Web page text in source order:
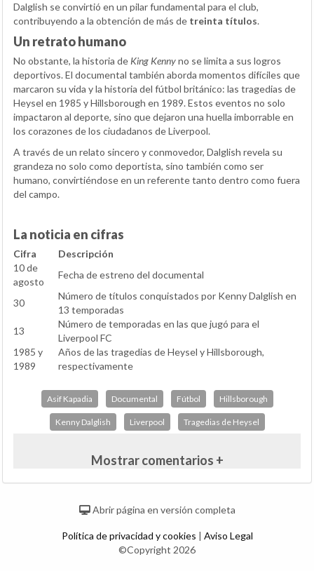
Dalglish se convirtió en un pilar fundamental para el club,
contribuyendo a la obtención de más de treinta títulos.
Un retrato humano
No obstante, la historia de King Kennyno se limita a sus logros
deportivos. El documental también aborda momentos difíciles que
marcaron su vida y la historia del fútbol británico: las tragedias de
Heysel en 1985 y Hillsborough en 1989. Estos eventos no solo
impactaron al deporte, sino que dejaron una huella imborrable en
los corazones de los ciudadanos de Liverpool.
A través de un relato sincero y conmovedor, Dalglish revela su
grandeza no solo como deportista, sino también como ser
humano, convirtiéndose en un referente tanto dentro como fuera
del campo.
La noticia en cifras
Cifra
Descripción
10 de
agosto
Fecha de estreno del documental
30
Número de títulos conquistados por Kenny Dalglish en
13 temporadas
13
Número de temporadas en las que jugó para el
Liverpool FC
1985 y
1989
Años de las tragedias de Heysel y Hillsborough,
respectivamente
Asif Kapadia Documental Fútbol Hillsborough
Kenny Dalglish Liverpool Tragedias de Heysel
Mostrar comentarios +
Abrir página en versión completa
Política de privacidad y cookies | Aviso Legal
©Copyright 2026